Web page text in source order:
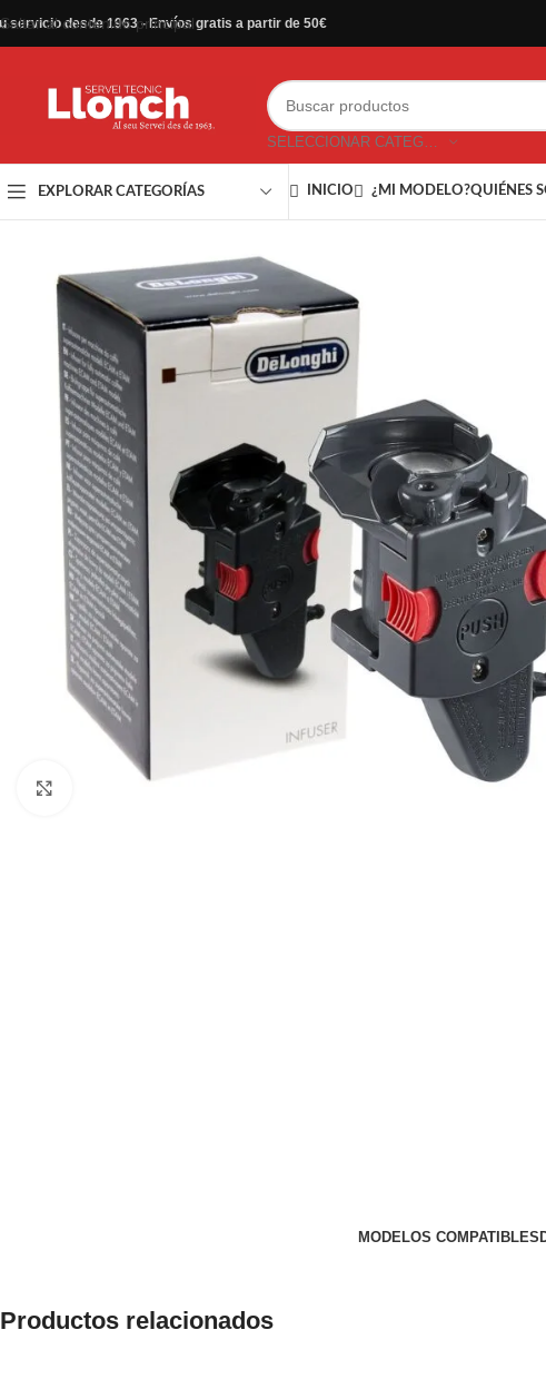
Saltar al contenido principal
servicio desde 1963 - Envíos gratis a partir de 50€
EXPLORAR CATEGORÍAS INICIO ¿MI MODELO?QUIÉNES
MODELOS COMPATIBLES
Productos relacionados